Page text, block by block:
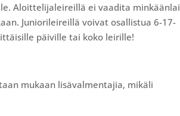
Aloittelijaleireillä ei vaadita
Juniorileireillä voivat osallistua 6-17-
päiville tai koko leirille!
mukaan lisävalmentajia, mikäli